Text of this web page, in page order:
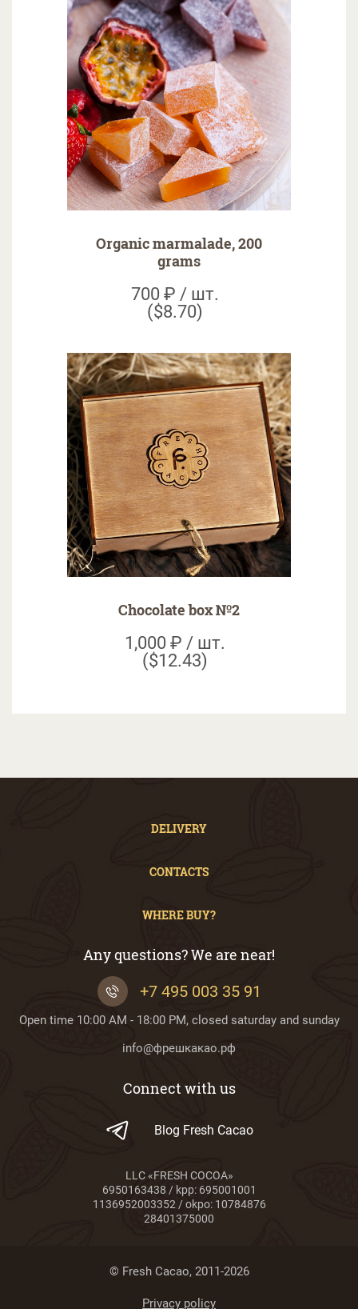
Organic marmalade, 200
grams
700 ₽ / шт.
($8.70)
Chocolate box №2
1,000 ₽ / шт.
($12.43)
DELIVERY
CONTACTS
WHERE BUY?
Any questions? We are near!
+7 495 003 35 91
Open time 10:00 AM - 18:00 PM, closed saturday and sunday
info@фрешкакао.рф
Connect with us
Blog Fresh Cacao
LLC «FRESH COCOA»
6950163438 / kpp: 695001001
1136952003352 / okpo: 10784876
28401375000
© Fresh Cacao, 2011-2026
Privacy policy